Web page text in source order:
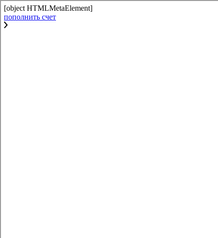
[object HTMLMetaElement]
пополнить счет